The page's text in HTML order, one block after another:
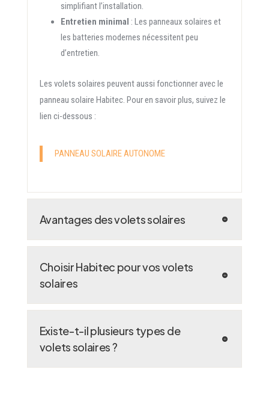
simplifiant l’installation.
Entretien minimal : Les panneaux solaires et
les batteries modernes nécessitent peu
d’entretien.
Les volets solaires peuvent aussi fonctionner avec le
panneau solaire Habitec. Pour en savoir plus, suivez le
lien ci-dessous :
PANNEAU SOLAIRE AUTONOME
Avantages des volets solaires
Choisir Habitec pour vos volets
solaires
Existe-t-il plusieurs types de
volets solaires ?